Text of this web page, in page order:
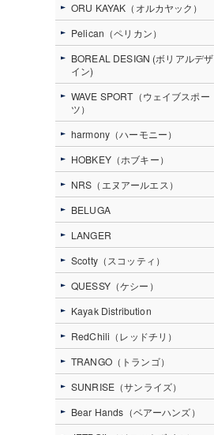
ORU KAYAK（オルカヤック）
Pelican（ペリカン）
BOREAL DESIGN (ボリアルデザ
イン)
WAVE SPORT（ウェイブスポー
ツ）
harmony（ハーモニー）
HOBKEY（ホブキー）
NRS（エヌアールエス）
BELUGA
LANGER
Scotty（スコッティ）
QUESSY（ケシー）
Kayak Distribution
RedChili（レッドチリ）
TRANGO（トランゴ）
SUNRISE（サンライズ）
Bear Hands（ベアーハンズ）